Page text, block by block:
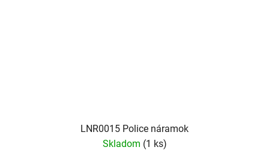
LNR0015 Police náramok
Skladom (1 ks)